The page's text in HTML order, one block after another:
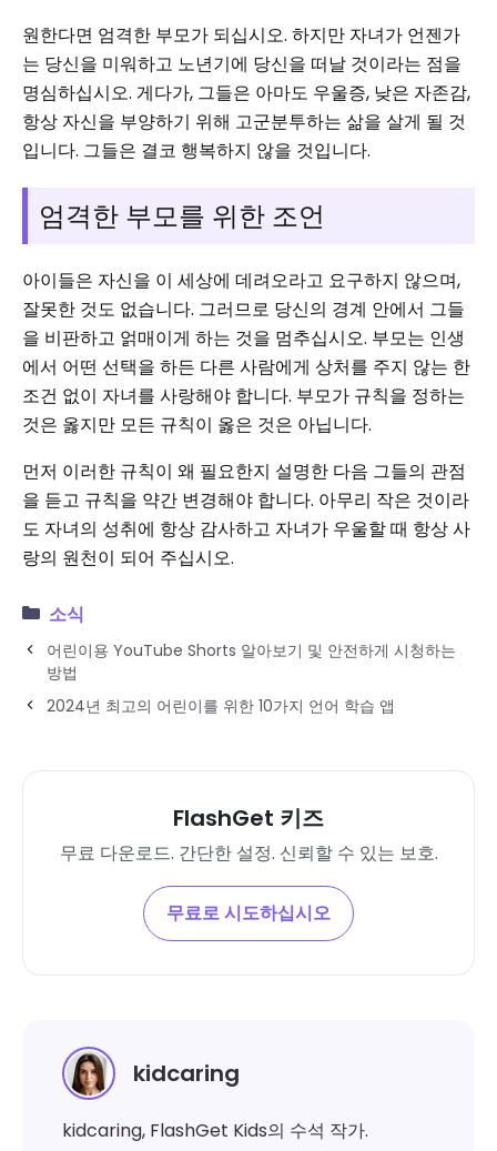
원한다면 엄격한 부모가 되십시오. 하지만 자녀가 언젠가
는 당신을 미워하고 노년기에 당신을 떠날 것이라는 점을
명심하십시오. 게다가, 그들은 아마도 우울증, 낮은 자존감,
항상 자신을 부양하기 위해 고군분투하는 삶을 살게 될 것
입니다. 그들은 결코 행복하지 않을 것입니다.
엄격한 부모를 위한 조언
아이들은 자신을 이 세상에 데려오라고 요구하지 않으며,
잘못한 것도 없습니다. 그러므로 당신의 경계 안에서 그들
을 비판하고 얽매이게 하는 것을 멈추십시오. 부모는 인생
에서 어떤 선택을 하든 다른 사람에게 상처를 주지 않는 한
조건 없이 자녀를 사랑해야 합니다. 부모가 규칙을 정하는
것은 옳지만 모든 규칙이 옳은 것은 아닙니다.
먼저 이러한 규칙이 왜 필요한지 설명한 다음 그들의 관점
을 듣고 규칙을 약간 변경해야 합니다. 아무리 작은 것이라
도 자녀의 성취에 항상 감사하고 자녀가 우울할 때 항상 사
랑의 원천이 되어 주십시오.
소식
어린이용 YouTube Shorts 알아보기 및 안전하게 시청하는
방법
2024년 최고의 어린이를 위한 10가지 언어 학습 앱
FlashGet 키즈
무료 다운로드. 간단한 설정. 신뢰할 수 있는 보호.
무료로 시도하십시오
kidcaring
kidcaring, FlashGet Kids의 수석 작가.